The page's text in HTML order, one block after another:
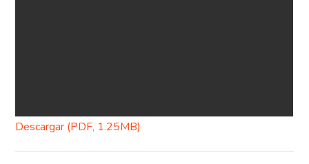
Descargar (PDF, 1.25MB)